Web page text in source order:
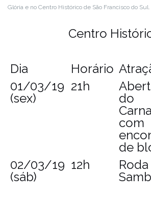
Glória e no Centro Histórico de São Francisco do Sul.
Centro
Dia Horário
01/03/19
(sex)
21h
do
com
de
02/03/19
(sáb)
12h